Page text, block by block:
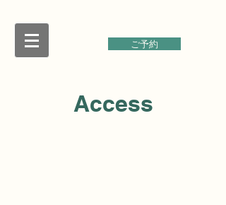
ご予約
Access